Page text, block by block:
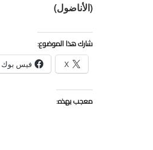
(الأناضول)
شارك هذا الموضوع:
X فيس بوك
معجب بهذه: